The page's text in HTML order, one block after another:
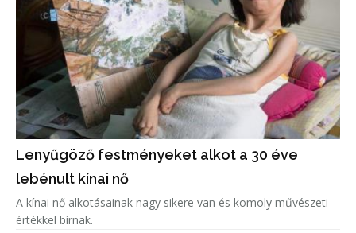
Lenyűgöző festményeket alkot a 30 éve
lebénult kínai nő
A kínai nő alkotásainak nagy sikere van és komoly művészeti
értékkel bírnak.